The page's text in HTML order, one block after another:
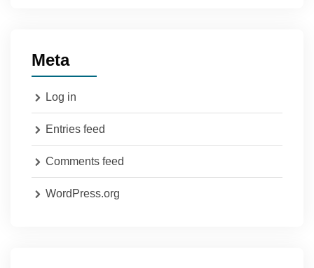
Meta
Log in
Entries feed
Comments feed
WordPress.org